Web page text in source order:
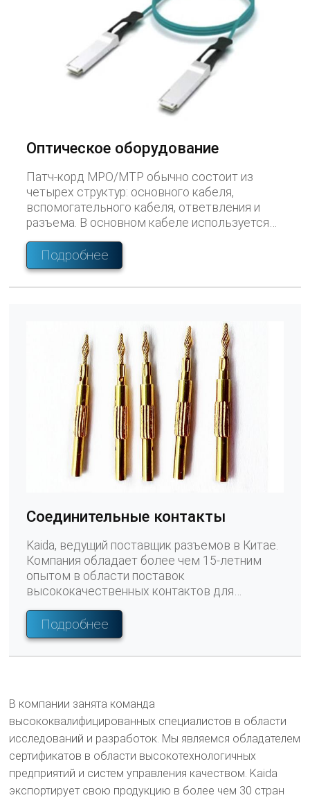
Оптическое оборудование
Патч-корд MPO/MTP обычно состоит из
четырех структур: основного кабеля,
вспомогательного кабеля, ответвления и
разъема. В основном кабеле используется
удобен для прокладки проводов и трудно
запутывается.
Подробнее
Соединительные контакты
Kaida, ведущий поставщик разъемов в Китае.
Компания обладает более чем 15-летним
опытом в области поставок
высококачественных контактов для
разъемов. Сосредоточив внимание на
поворотных штифтах и гиперболоидных
контактах, мы преуспели в производстве
широкого спектра контактов, основанных на
Подробнее
В компании занята команда
высококвалифицированных специалистов в области
исследований и разработок. Мы являемся обладателем
сертификатов в области высокотехнологичных
предприятий и систем управления качеством. Kaida
экспортирует свою продукцию в более чем 30 стран